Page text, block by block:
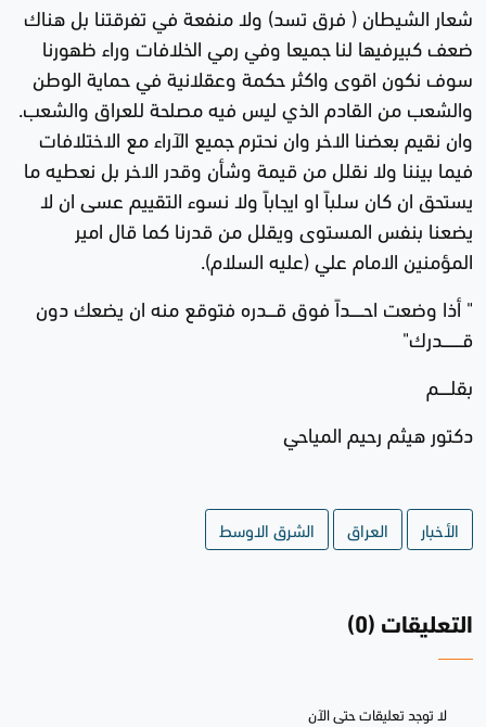
شعار الشيطان ( فرق تسد) ولا منفعة في تفرقتنا بل هناك
ضعف كبيرفيها لنا جميعا وفي رمي الخلافات وراء ظهورنا
سوف نكون اقوى واكثر حكمة وعقلانية في حماية الوطن
والشعب من القادم الذي ليس فيه مصلحة للعراق والشعب.
وان نقيم بعضنا الاخر وان نحترم جميع الآراء مع الاختلافات
فيما بيننا ولا نقلل من قيمة وشأن وقدر الاخر بل نعطيه ما
يستحق ان كان سلباً او ايجاباً ولا نسوء التقييم عسى ان لا
يضعنا بنفس المستوى ويقلل من قدرنا كما قال امير
المؤمنين الامام علي (عليه السلام).
" أذا وضعت احــــــداً فوق قــــدره فتوقع منه ان يضعك دون
قـــــــــدرك"
بقلـــــم
دكتور هيثم رحيم المياحي
الأخبار العراق الشرق الاوسط
التعليقات (0)
لا توجد تعليقات حتى الآن